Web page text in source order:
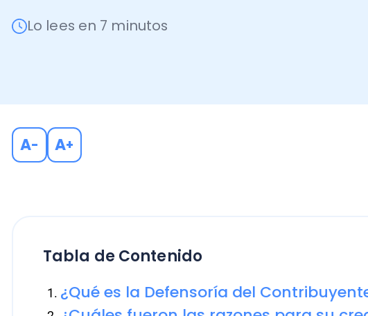
¿Cuáles fueron las razones para su creación?
¿Cómo ayudaría a las PyMEs?